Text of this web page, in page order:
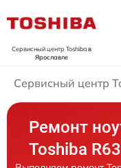
Сервисный центр Toshibaв
Ярославле
Сервисный центр
Ремонт
Toshiba